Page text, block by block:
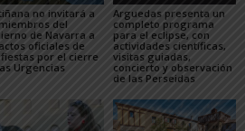
no invitará a
del
de Navarra a
oficiales de
fiestas por el cierre
Urgencias
Arguedas presenta un
completo programa
para el eclipse, con
actividades científicas,
visitas guiadas,
concierto y observación
de las Perseidas